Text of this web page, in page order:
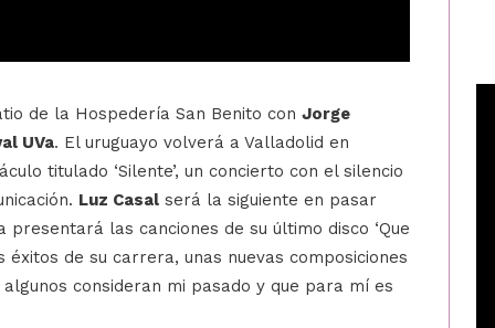
de la Hospedería San Benito con Jorge
UVa. El uruguayo volverá a Valladolid en
titulado ‘Silente’, un concierto con el silencio
Luz Casal será la siguiente en pasar
las canciones de su último disco ‘Que
de su carrera, unas nuevas composiciones
consideran mi pasado y que para mí es